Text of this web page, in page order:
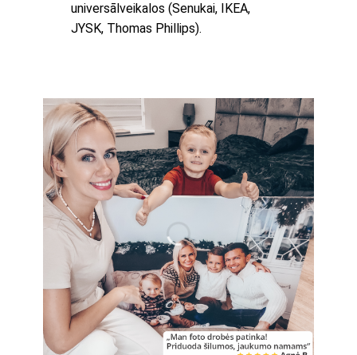
universālveikalos (Senukai, IKEA,
JYSK, Thomas Phillips).